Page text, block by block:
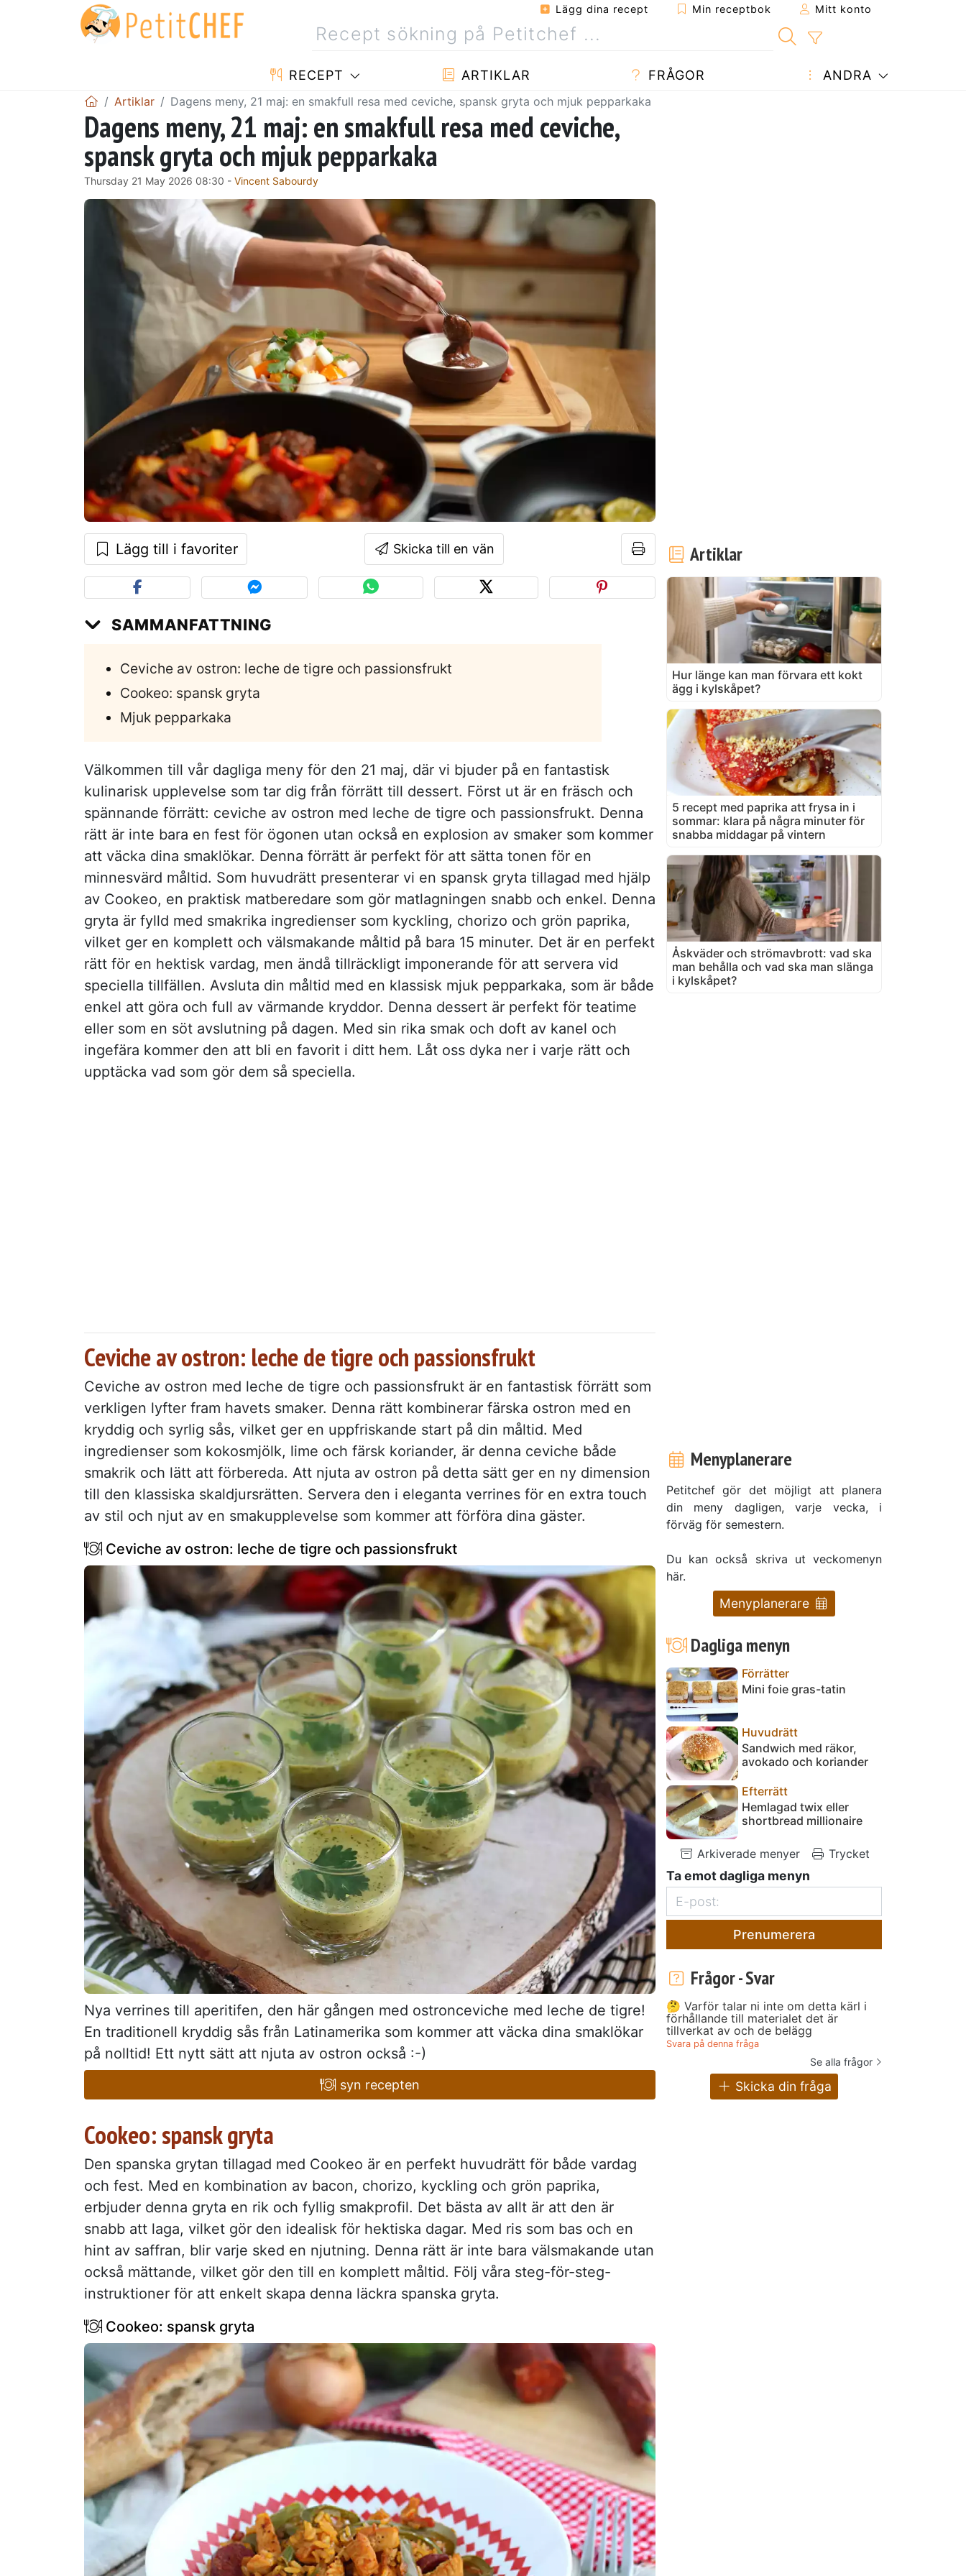
Lägg dina recept Min receptbok Mitt konto
RECEPT ARTIKLAR FRÅGOR ANDRA
Artiklar Dagens meny, 21 maj: en smakfull resa med ceviche, spansk gryta och mjuk pepparkaka
Dagens meny, 21 maj: en smakfull resa med ceviche,
spansk gryta och mjuk pepparkaka
Thursday 21 May 2026 08:30 - Vincent Sabourdy
Lägg till i favoriter Skicka till en vän
SAMMANFATTNING
Ceviche av ostron: leche de tigre och passionsfrukt
Cookeo: spansk gryta
Mjuk pepparkaka
Välkommen till vår dagliga meny för den 21 maj, där vi bjuder på en fantastisk
kulinarisk upplevelse som tar dig från förrätt till dessert. Först ut är en fräsch och
spännande förrätt: ceviche av ostron med leche de tigre och passionsfrukt. Denna
rätt är inte bara en fest för ögonen utan också en explosion av smaker som kommer
att väcka dina smaklökar. Denna förrätt är perfekt för att sätta tonen för en
minnesvärd måltid. Som huvudrätt presenterar vi en spansk gryta tillagad med hjälp
av Cookeo, en praktisk matberedare som gör matlagningen snabb och enkel. Denna
gryta är fylld med smakrika ingredienser som kyckling, chorizo och grön paprika,
vilket ger en komplett och välsmakande måltid på bara 15 minuter. Det är en perfekt
rätt för en hektisk vardag, men ändå tillräckligt imponerande för att servera vid
speciella tillfällen. Avsluta din måltid med en klassisk mjuk pepparkaka, som är både
enkel att göra och full av värmande kryddor. Denna dessert är perfekt för teatime
eller som en söt avslutning på dagen. Med sin rika smak och doft av kanel och
ingefära kommer den att bli en favorit i ditt hem. Låt oss dyka ner i varje rätt och
upptäcka vad som gör dem så speciella.
Ceviche av ostron: leche de tigre och passionsfrukt
Ceviche av ostron med leche de tigre och passionsfrukt är en fantastisk förrätt som
verkligen lyfter fram havets smaker. Denna rätt kombinerar färska ostron med en
kryddig och syrlig sås, vilket ger en uppfriskande start på din måltid. Med
ingredienser som kokosmjölk, lime och färsk koriander, är denna ceviche både
smakrik och lätt att förbereda. Att njuta av ostron på detta sätt ger en ny dimension
till den klassiska skaldjursrätten. Servera den i eleganta verrines för en extra touch
av stil och njut av en smakupplevelse som kommer att förföra dina gäster.
Ceviche av ostron: leche de tigre och passionsfrukt
Nya verrines till aperitifen, den här gången med ostronceviche med leche de tigre!
En traditionell kryddig sås från Latinamerika som kommer att väcka dina smaklökar
på nolltid! Ett nytt sätt att njuta av ostron också :-)
syn recepten
Cookeo: spansk gryta
Den spanska grytan tillagad med Cookeo är en perfekt huvudrätt för både vardag
och fest. Med en kombination av bacon, chorizo, kyckling och grön paprika,
erbjuder denna gryta en rik och fyllig smakprofil. Det bästa av allt är att den är
snabb att laga, vilket gör den idealisk för hektiska dagar. Med ris som bas och en
hint av saffran, blir varje sked en njutning. Denna rätt är inte bara välsmakande utan
också mättande, vilket gör den till en komplett måltid. Följ våra steg-för-steg-
instruktioner för att enkelt skapa denna läckra spanska gryta.
Cookeo: spansk gryta
Artiklar
Hur länge kan man förvara ett kokt
ägg i kylskåpet?
5 recept med paprika att frysa in i
sommar: klara på några minuter för
snabba middagar på vintern
Åskväder och strömavbrott: vad ska
man behålla och vad ska man slänga
i kylskåpet?
Menyplanerare
Petitchef gör det möjligt att planera
din meny dagligen, varje vecka, i
förväg för semestern.
Du kan också skriva ut veckomenyn
här.
Menyplanerare
Dagliga menyn
Förrätter
Mini foie gras-tatin
Huvudrätt
Sandwich med räkor,
avokado och koriander
Efterrätt
Hemlagad twix eller
shortbread millionaire
Arkiverade menyer Trycket
Ta emot dagliga menyn
Prenumerera
Frågor - Svar
🤔 Varför talar ni inte om detta kärl i
förhållande till materialet det är
tillverkat av och de belägg
Svara på denna fråga
Se alla frågor
Skicka din fråga